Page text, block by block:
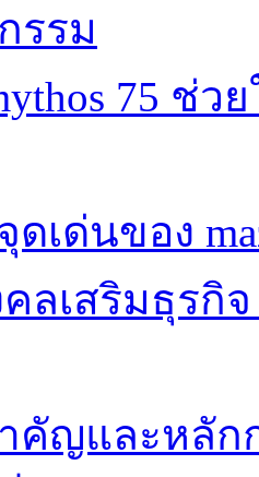
รรม
75 ช่
เด่นของ
คลเสริมธุร
คัญและหลัก